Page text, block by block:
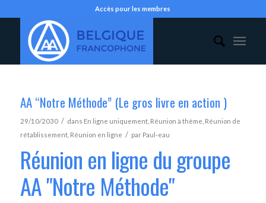
Accès pour les membres
AA “Notre Méthode” (Le gros livre en action )
29/10/2030 / dans En ligne uniquement, Réunion à thème Réunion de
rétablissement, Réunion en ligne / par Paul-eau
Réunion en ligne du groupe
AA "Notre Méthode"